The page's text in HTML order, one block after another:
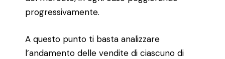
progressivamente.
A questo punto ti basta analizzare
l’andamento delle vendite di ciascuno di